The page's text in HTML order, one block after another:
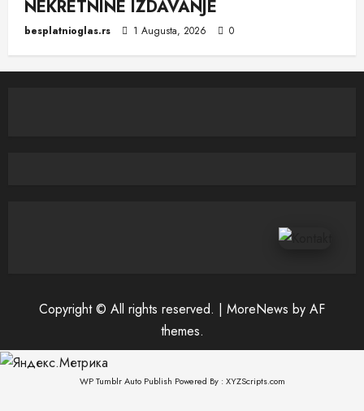
NEKRETNINE IZDAVANJE
besplatnioglas.rs 1 Augusta, 2026 0
Copyright © All rights reserved. | MoreNews by AF
themes.
WP Tumblr Auto Publish Powered By : XYZScripts.com